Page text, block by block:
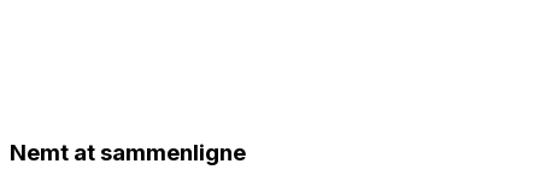
Nemt at sammenligne